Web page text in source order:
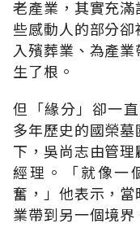
老產業，其實充
些感動人的部分
入殯葬業、為產
生了根。
但「緣分」卻一
多年歷史的國榮
下，吳尚志由管
經理。「就像一
奮，」他表示，
業帶到另一個境界